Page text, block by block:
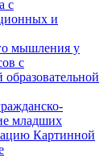
с
и
мышления у
с
младших
Картинной